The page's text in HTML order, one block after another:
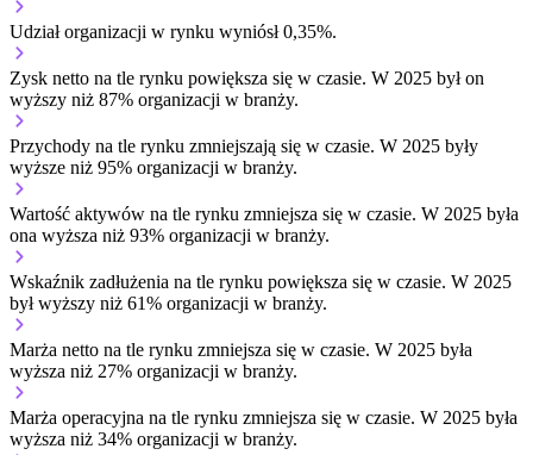
Udział organizacji w rynku wyniósł 0,35%.
Zysk netto na tle rynku powiększa się w czasie. W 2025 był on
wyższy niż 87% organizacji w branży.
Przychody na tle rynku zmniejszają się w czasie. W 2025 były
wyższe niż 95% organizacji w branży.
Wartość aktywów na tle rynku zmniejsza się w czasie. W 2025 była
ona wyższa niż 93% organizacji w branży.
Wskaźnik zadłużenia na tle rynku powiększa się w czasie. W 2025
był wyższy niż 61% organizacji w branży.
Marża netto na tle rynku zmniejsza się w czasie. W 2025 była
wyższa niż 27% organizacji w branży.
Marża operacyjna na tle rynku zmniejsza się w czasie. W 2025 była
wyższa niż 34% organizacji w branży.